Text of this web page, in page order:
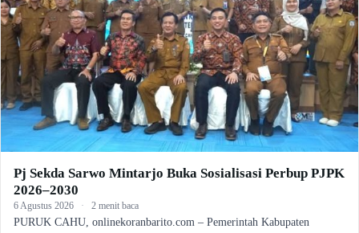
Pj Sekda Sarwo Mintarjo Buka Sosialisasi Perbup PJPK
2026–2030
6 Agustus 2026 · 2 menit baca
PURUK CAHU, onlinekoranbarito.com – Pemerintah Kabupaten